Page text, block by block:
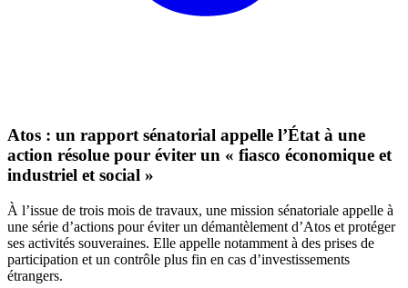
Atos : un rapport sénatorial appelle l’État à une
action résolue pour éviter un « fiasco économique et
industriel et social »
À l’issue de trois mois de travaux, une mission sénatoriale appelle à
une série d’actions pour éviter un démantèlement d’Atos et protéger
ses activités souveraines. Elle appelle notamment à des prises de
participation et un contrôle plus fin en cas d’investissements
étrangers.